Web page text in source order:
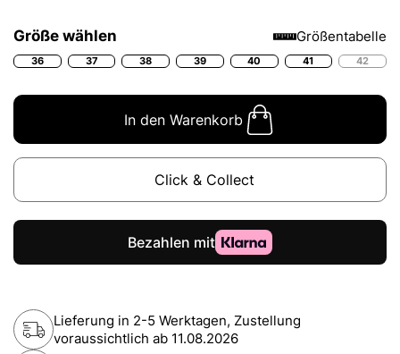
Größe wählen Größentabelle
36 37 38 39 40 41 42
In den Warenkorb
Click & Collect
Lieferung in 2-5 Werktagen, Zustellung
voraussichtlich ab 11.08.2026